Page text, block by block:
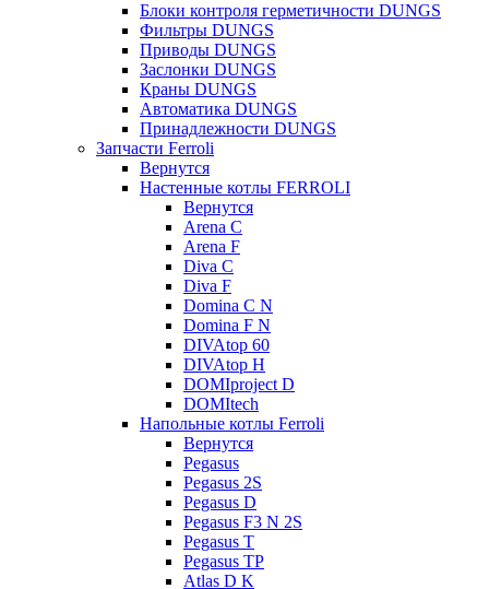
Блоки контроля герметичности DUNGS
Фильтры DUNGS
Приводы DUNGS
Заслонки DUNGS
Краны DUNGS
Автоматика DUNGS
Принадлежности DUNGS
Запчасти Ferroli
Вернутся
Настенные котлы FERROLI
Вернутся
Arena C
Arena F
Diva C
Diva F
Domina C N
Domina F N
DIVAtop 60
DIVAtop H
DOMIproject D
DOMItech
Напольные котлы Ferroli
Вернутся
Pegasus
Pegasus 2S
Pegasus D
Pegasus F3 N 2S
Pegasus T
Pegasus TP
Atlas D K